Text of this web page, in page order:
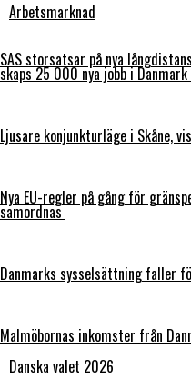
Arbetsmarknad
SAS storsatsar på nya
skaps 25 000 nya jobb i
Ljusare konjunkturläge i Skåne,
Nya EU-regler på gång för
samordnas
Danmarks sysselsättning faller
Malmöbornas inkomster från
Danska valet 2026